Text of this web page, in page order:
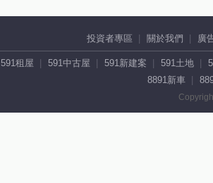
投資者專區 關於我們 廣
591租屋 591中古屋 591新建案 591土地
8891新車